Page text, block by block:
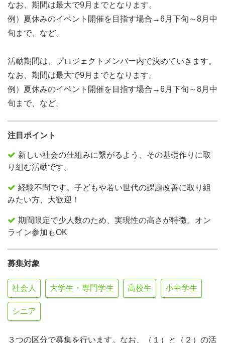
なお、期間は最大で9月までとなります。
例）夏休みのイベント開催を目指す場合→6月下旬～8月中
旬まで、など。
活動期間は、プロジェクトメンバー内で決めていきます。
なお、期間は最大で9月までとなります。
例）夏休みのイベント開催を目指す場合→6月下旬～8月中
旬まで、など。
注目ポイント
新しい社会の仕組みに繋がるよう、その基礎作りに取
り組む活動です。
経験不問です。子どもや若い世代の課題改善に取り組
みたい方、大歓迎！
期間限定で少人数のため、実現性の高さが特徴。オン
ライン参加もOK
募集対象
社会人 大学生・専門学生 高校生 小中学生
シニア
３つの区分で募集を行います。なお、（１）と（２）の活